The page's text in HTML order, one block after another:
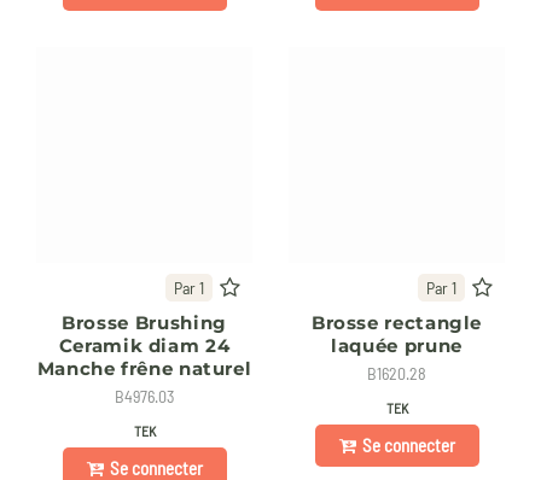
Par 1
Brosse Brushing
Ceramik diam 24
Manche frêne naturel
B4976.03
TEK
Se connecter
Par 1
Brosse rectangle
laquée prune
B1620.28
TEK
Se connecter